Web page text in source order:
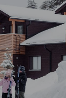
on 22
Suomen
voit